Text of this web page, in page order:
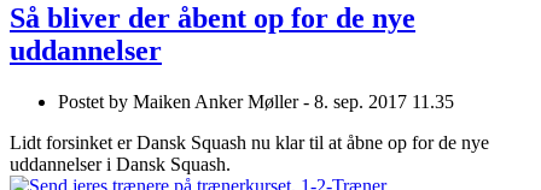
Så bliver der åbent op for de nye
uddannelser
Postet by Maiken Anker Møller - 8. sep. 2017 11.35
Lidt forsinket er Dansk Squash nu klar til at åbne op for de nye
uddannelser i Dansk Squash.